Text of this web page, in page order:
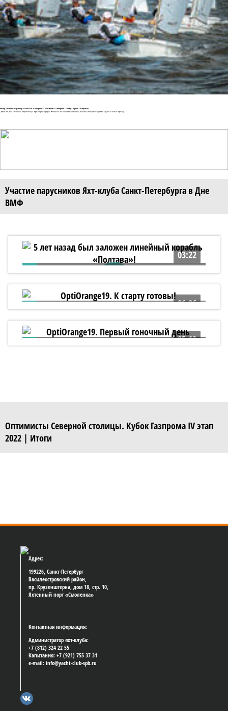
Ветер закаляет характер. Итоги 3-го этапа регаты «Оптимисты Северной Столицы. Кубок Газпрома»
Третий этап регаты «Оптимисты Северной Столицы. Кубок Газпрома» проходил 18-19 июля и стал самым ветреным в сезоне и ключевым с точки зрения подготовки к одним из главных стартов года.
Участие парусников Яхт-клуба Санкт-Петербурга в Дне
ВМФ
03:22
5 лет назад был заложен линейный
корабль «Полтава»!
06:06
OptiOrange19. К старту готовы!
05:13
OptiOrange19. Первый гоночный день
Оптимисты Северной столицы. Кубок Газпрома IV этап
2022 | Итоги
Адрес:
199226, Санкт-Петербург
Василеостровский район,
пр. Крузенштерна, дом 18, стр. 10,
Яхтенный порт «Смоленка»
Контактная информация:
Администратор яхт-клуба:
+7 (812) 324 22 55
Капитания: +7 (921) 755 37 31
e-mail: info@yacht-club-spb.ru